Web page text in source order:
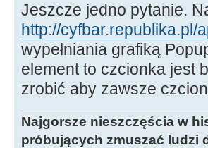
Jeszcze jedno pytanie.
http://cyfbar.republika.pl/
wypełniania grafiką
element to czcionka jest
zrobić aby zawsze
Najgorsze nieszczęścia w
próbujących zmuszać ludzi